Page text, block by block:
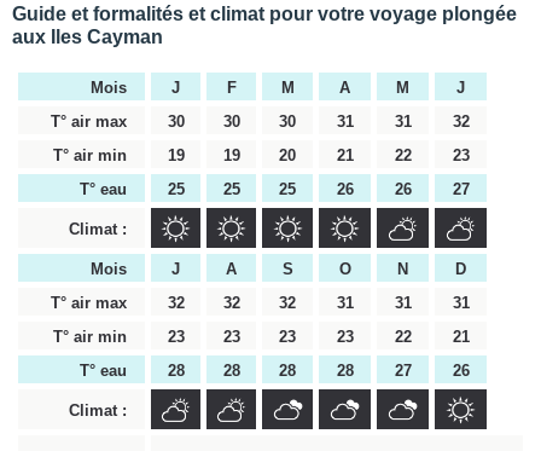
Guide et formalités et climat pour votre voyage plongée
aux Iles Cayman
Mois J F M A M
J
T° air max
30 30 30 31 31
32
T° air min
19 19 20 21 22
23
T° eau
25 25 25 26 26 27
Climat :
Mois J A S O N
D
T° air max
32 32 32 31 31
31
T° air min
23 23 23 23 22
21
T° eau
28 28 28 28 27 26
Climat :